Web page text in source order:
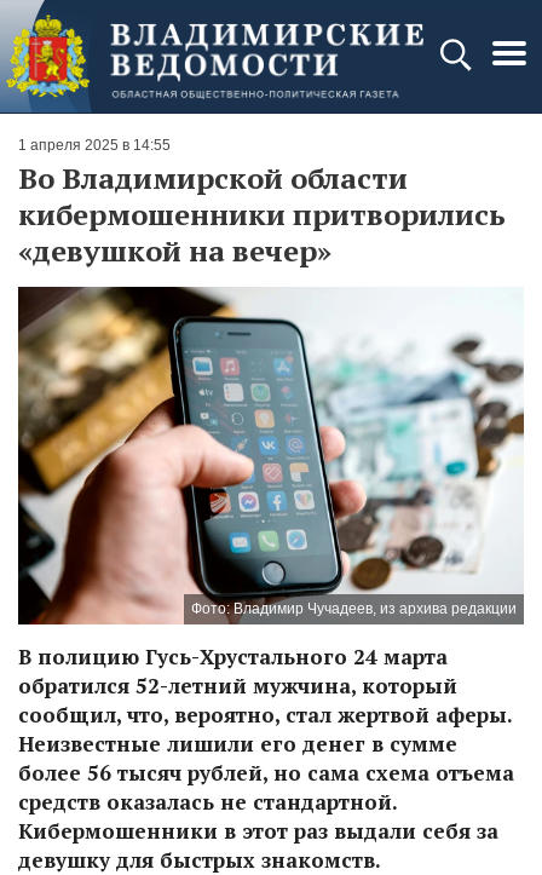
1 апреля 2025 в 14:55
Во Владимирской области
кибермошенники притворились
«девушкой на вечер»
Фото: Владимир Чучадеев, из архива редакции
В полицию Гусь-Хрустального 24 марта
обратился 52-летний мужчина, который
сообщил, что, вероятно, стал жертвой аферы.
Неизвестные лишили его денег в сумме
более 56 тысяч рублей, но сама схема отъема
средств оказалась не стандартной.
Кибермошенники в этот раз выдали себя за
девушку для быстрых знакомств.